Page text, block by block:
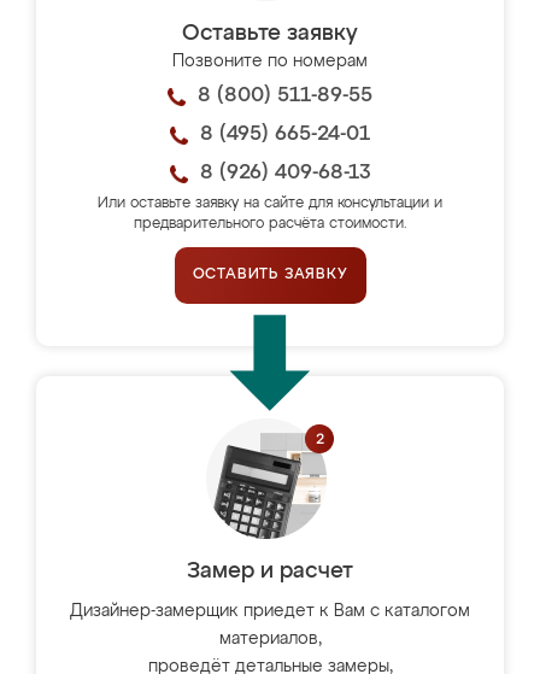
Оставьте заявку
Позвоните по номерам
8 (800) 511-89-55
8 (495) 665-24-01
8 (926) 409-68-13
Или оставьте заявку на сайте для консультации и
предварительного расчёта стоимости.
ОСТАВИТЬ ЗАЯВКУ
Замер и расчет
Дизайнер-замерщик приедет к Вам с каталогом
материалов,
проведёт детальные замеры,